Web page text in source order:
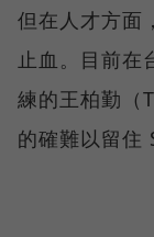
但在人才方面
止血。目前
練的王柏勤（
的確難以留住